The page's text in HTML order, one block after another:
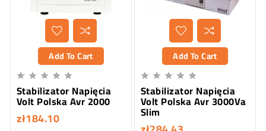
Add To Cart
    
Stabilizator Napięcia
Volt Polska Avr 2000
zł184.10
Add To Cart
    
Stabilizator Napięcia
Volt Polska Avr 3000Va
Slim